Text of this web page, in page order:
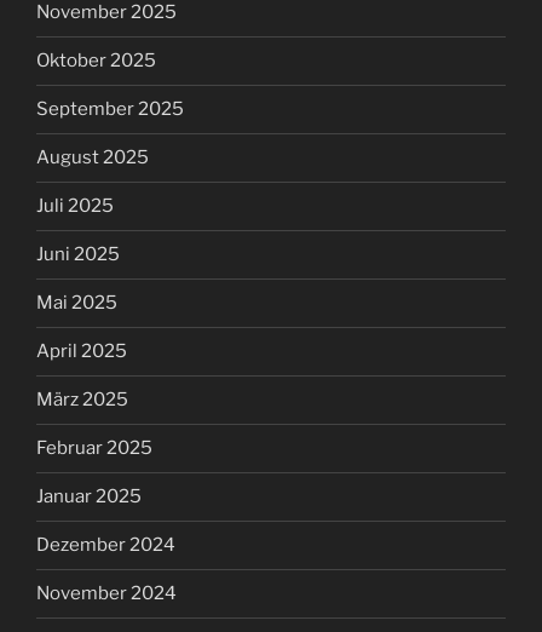
November 2025
Oktober 2025
September 2025
August 2025
Juli 2025
Juni 2025
Mai 2025
April 2025
März 2025
Februar 2025
Januar 2025
Dezember 2024
November 2024